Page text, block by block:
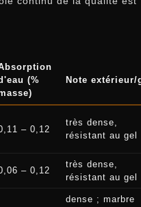
(%
Note extérieur/
– 0,12
très dense,
résistant au gel
– 0,12
très dense,
résistant au gel
dense ; marbre